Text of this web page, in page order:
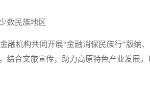
数民族地区
融机构共同开展“金融消保民族行”版纳
结合文旅宣传，助力高原特色产业发展